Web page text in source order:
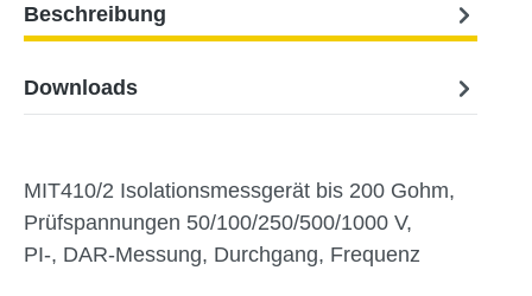
Beschreibung
Downloads
MIT410/2 Isolationsmessgerät bis 200 Gohm,
Prüfspannungen 50/100/250/500/1000 V,
PI-, DAR-Messung, Durchgang, Frequenz